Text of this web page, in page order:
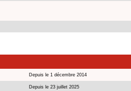
Depuis le 1 décembre 2014
Depuis le 23 juillet 2025